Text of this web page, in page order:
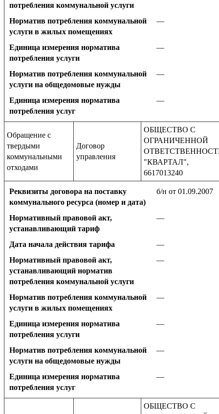
потребления коммунальной услуги
Норматив потребления коммунальной
услуги в жилых помещениях
—
Единица измерения норматива
потребления услуги
—
Норматив потребления коммунальной
услуги на общедомовые нужды
—
Единица измерения норматива
потребления услуг
—
Обращение с
твердыми
коммунальными
отходами
Договор
управления
ОБЩЕСТВО С
ОГРАНИЧЕННОЙ
"КВАРТАЛ",
6617013240
Реквизиты договора на поставку
коммунального ресурса (номер и дата)
б/н от 01.09.2007
Нормативный правовой акт,
устанавливающий тариф
—
Дата начала действия тарифа
—
Нормативный правовой акт,
устанавливающий норматив
потребления коммунальной услуги
—
Норматив потребления коммунальной
услуги в жилых помещениях
—
Единица измерения норматива
потребления услуги
—
Норматив потребления коммунальной
услуги на общедомовые нужды
—
Единица измерения норматива
потребления услуг
—
ОБЩЕСТВО С